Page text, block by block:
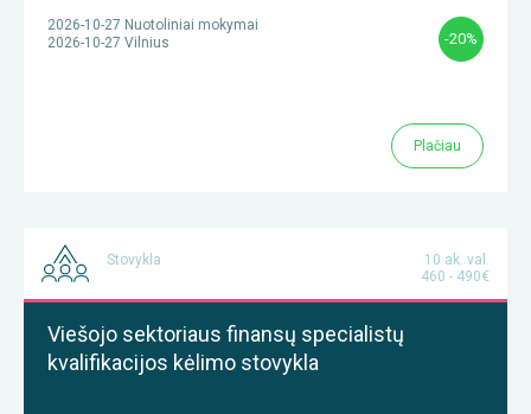
2026-10-27 Nuotoliniai mokymai
2026-10-27 Vilnius
-20%
Plačiau
Stovykla
10 ak. val.
460 - 490€
Viešojo sektoriaus finansų specialistų
kvalifikacijos kėlimo stovykla